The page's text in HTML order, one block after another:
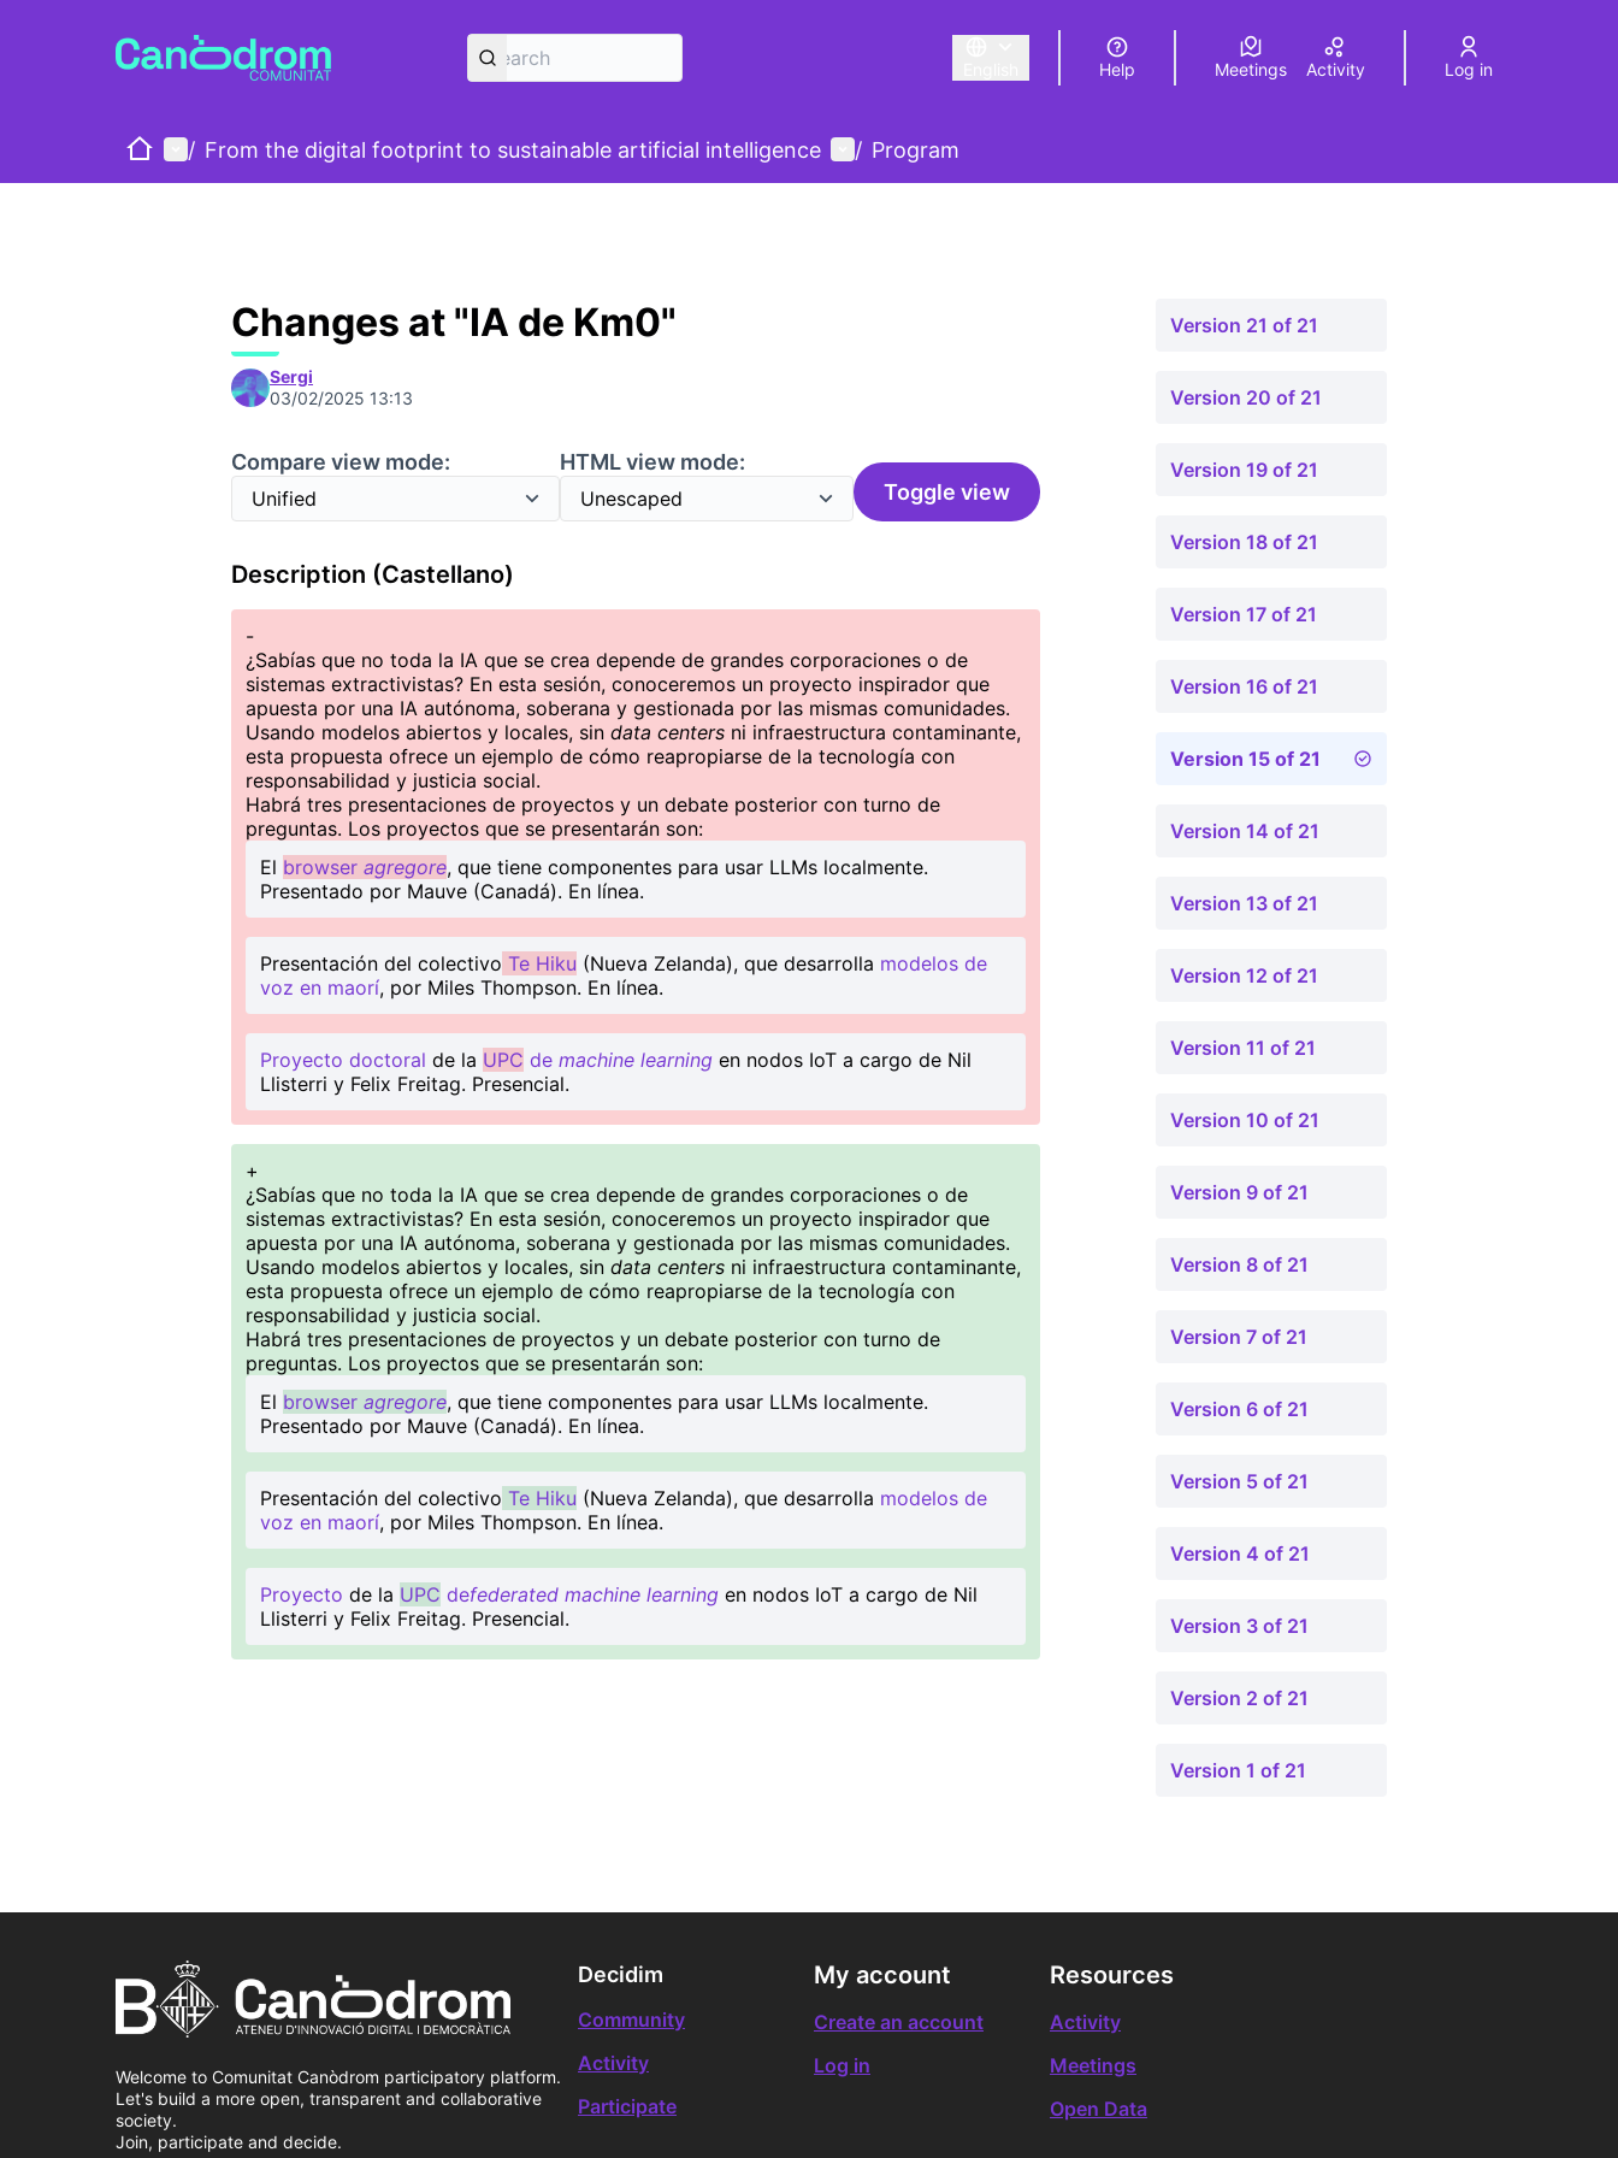
Triar la llengua Elegir el idiomaChoose language
Help Meetings Activity Log in
HomeMain menu
/ From the digital footprint to sustainable artificial intelligence User menu
/ Program
Changes at "IA de Km0"
Sergi
03/02/2025 13:13
Compare view mode:
HTML view mode:
Toggle view
Description (Castellano)
-
¿Sabías que no toda la IA que se crea depende de grandes corporaciones o de
sistemas extractivistas? En esta sesión, conoceremos un proyecto inspirador que
apuesta por una IA autónoma, soberana y gestionada por las mismas comunidades.
Usando modelos abiertos y locales, sin data centers ni infraestructura contaminante,
esta propuesta ofrece un ejemplo de cómo reapropiarse de la tecnología con
responsabilidad y justicia social.
Habrá tres presentaciones de proyectos y un debate posterior con turno de
preguntas. Los proyectos que se presentarán son:
El browser agregore, que tiene componentes para usar LLMs localmente.
Presentado por Mauve (Canadá). En línea.
Presentación del colectivo Te Hiku (Nueva Zelanda), que desarrolla modelos de
voz en maorí, por Miles Thompson. En línea.
Proyecto doctoral de la UPC de machine learning en nodos IoT a cargo de Nil
Llisterri y Felix Freitag. Presencial.
+
¿Sabías que no toda la IA que se crea depende de grandes corporaciones o de
sistemas extractivistas? En esta sesión, conoceremos un proyecto inspirador que
apuesta por una IA autónoma, soberana y gestionada por las mismas comunidades.
Usando modelos abiertos y locales, sin data centers ni infraestructura contaminante,
esta propuesta ofrece un ejemplo de cómo reapropiarse de la tecnología con
responsabilidad y justicia social.
Habrá tres presentaciones de proyectos y un debate posterior con turno de
preguntas. Los proyectos que se presentarán son:
El browser agregore, que tiene componentes para usar LLMs localmente.
Presentado por Mauve (Canadá). En línea.
Presentación del colectivo Te Hiku (Nueva Zelanda), que desarrolla modelos de
voz en maorí, por Miles Thompson. En línea.
Proyecto de la UPC defederated machine learning en nodos IoT a cargo de Nil
Llisterri y Felix Freitag. Presencial.
Version 21 of 21
Version 20 of 21
Version 19 of 21
Version 18 of 21
Version 17 of 21
Version 16 of 21
Version 15 of 21
Version 14 of 21
Version 13 of 21
Version 12 of 21
Version 11 of 21
Version 10 of 21
Version 9 of 21
Version 8 of 21
Version 7 of 21
Version 6 of 21
Version 5 of 21
Version 4 of 21
Version 3 of 21
Version 2 of 21
Version 1 of 21
Welcome to Comunitat Canòdrom participatory platform.
Let's build a more open, transparent and collaborative
society.
Join, participate and decide.
Decidim
Community
Activity
Participate
My account
Create an account
Log in
Resources
Activity
Meetings
Open Data